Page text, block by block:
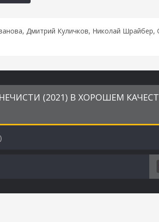
Дмитрий Куличков, Николай
(2021) В ХОРОШЕМ